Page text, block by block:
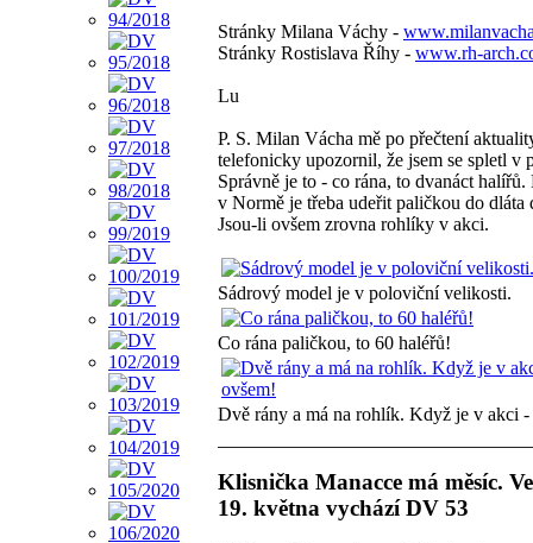
Stránky Milana Váchy -
Stránky Rostislava Říhy - www.rh-
Lu
P. S. Milan Vácha mě po přečtení
telefonicky upozornil, že jsem se spletl v
Správně je to - co rána, to dvanáct
v Normě je třeba udeřit paličkou do dláta
Jsou-li ovšem zrovna rohlíky v akci.
Sádrový model je v poloviční velikosti.
Co rána paličkou, to 60 haléřů!
Dvě rány a má na rohlík. Když je v akci -
Klisnička Manacce má měsíc.
19. května vychází DV 53